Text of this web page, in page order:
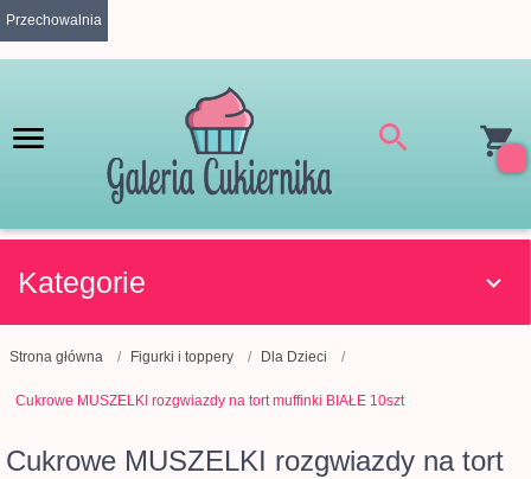
Przechowalnia
Kategorie
Strona główna Figurki i toppery Dla Dzieci
Cukrowe MUSZELKI rozgwiazdy na tort muffinki BIAŁE 10szt
Cukrowe MUSZELKI rozgwiazdy na tort